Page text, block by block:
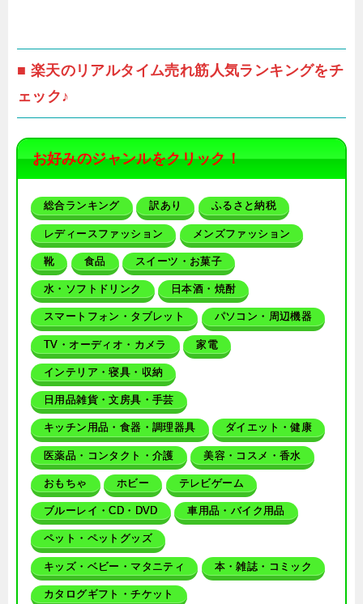
■ 楽天のリアルタイム売れ筋人気ランキングをチ
ェック♪
お好みのジャンルをクリック！
総合ランキング 訳あり ふるさと納税
レディースファッション メンズファッション
靴 食品 スイーツ・お菓子
水・ソフトドリンク 日本酒・焼酎
スマートフォン・タブレット パソコン・周辺機器
TV・オーディオ・カメラ 家電
インテリア・寝具・収納
日用品雑貨・文房具・手芸
キッチン用品・食器・調理器具 ダイエット・健康
医薬品・コンタクト・介護 美容・コスメ・香水
おもちゃ ホビー テレビゲーム
ブルーレイ・CD・DVD 車用品・バイク用品
ペット・ペットグッズ
キッズ・ベビー・マタニティ 本・雑誌・コミック
カタログギフト・チケット